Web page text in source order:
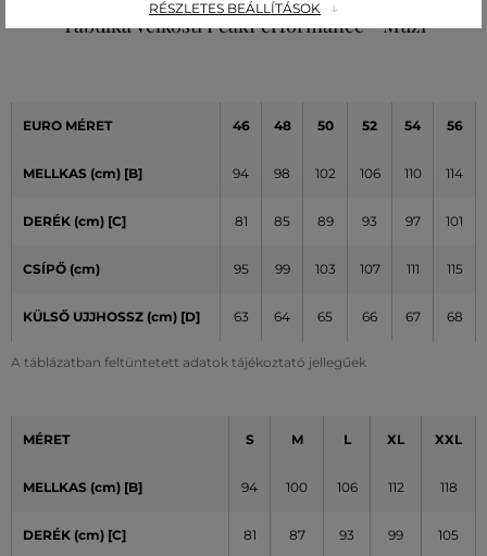
Tabuľka veľkostí PeakPerformance - Muži
A táblázatban feltüntetett adatok tájékoztató jellegűek
EURO MÉRET 46 48 50 52 54 56
MELLKAS (cm) [B] 94 98 102 106 110 114
DERÉK (cm) [C] 81 85 89 93 97 101
CSÍPŐ (cm) 95 99 103 107 111 115
KÜLSŐ UJJHOSSZ (cm) [D] 63 64 65 66 67 68
MÉRET S M L XL XXL
MELLKAS (cm) [B] 94 100 106 112 118
DERÉK (cm) [C] 81 87 93 99 105
RÉSZLETES BEÁLLÍTÁSOK